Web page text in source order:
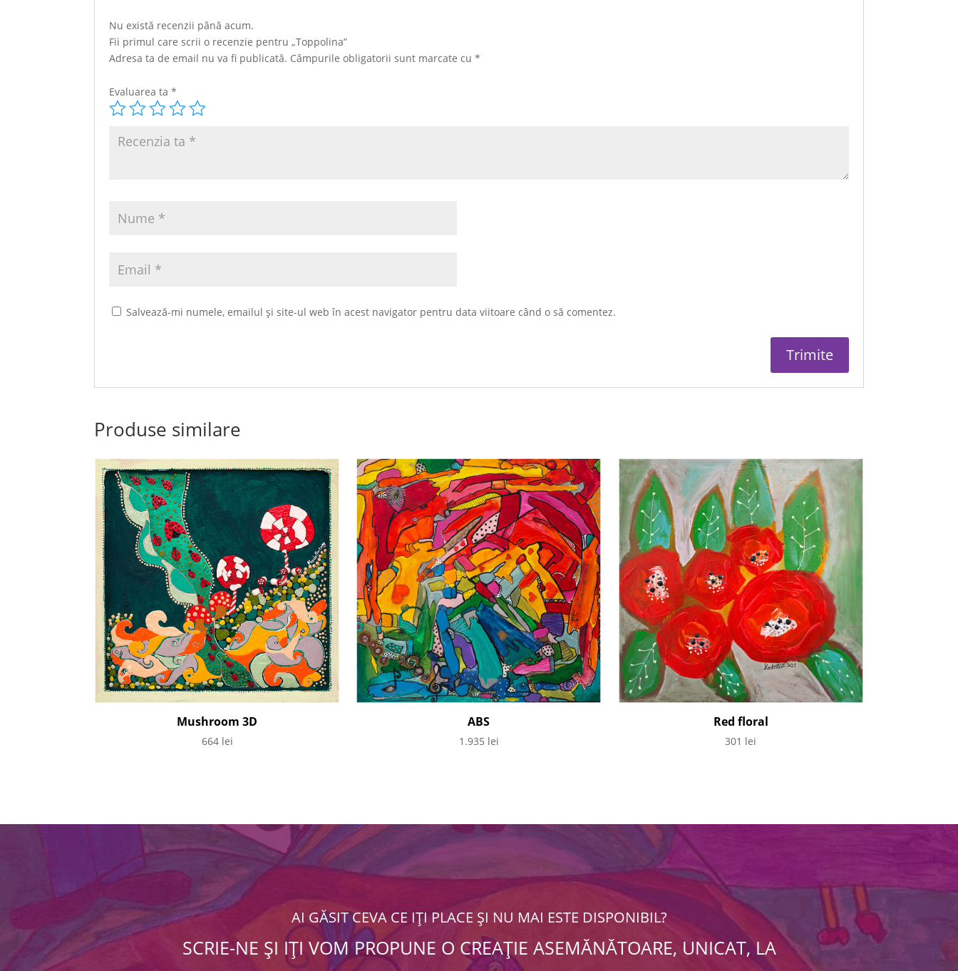
Nu există recenzii până acum.
Fii primul care scrii o recenzie pentru „Toppolina”
Adresa ta de email nu va fi publicată. Câmpurile obligatorii sunt marcate cu *
Evaluarea ta *
Salvează-mi numele, emailul și site-ul web în acest navigator pentru data viitoare când o să comentez.
Produse similare
Mushroom 3D
664 lei
ABS
1.935 lei
Red floral
301 lei
AI GĂSIT CEVA CE IȚI PLACE ȘI NU MAI ESTE DISPONIBIL?
SCRIE-NE ȘI IȚI VOM PROPUNE O CREAȚIE ASEMĂNĂTOARE, UNICAT, LA